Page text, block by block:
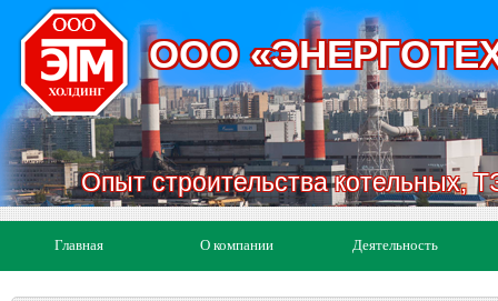
ООО
Опыт строительства котельных,
Главная О компании Деятельность